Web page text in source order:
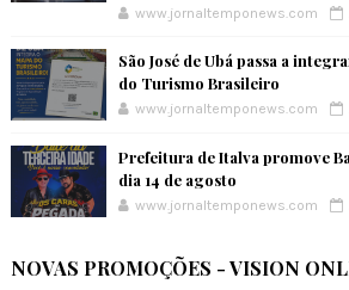
www.jornaltemponews.com
São José de Ubá passa a
do Turismo Brasileiro
www.jornaltemponews.com
Prefeitura de Italva promove
dia 14 de agosto
www.jornaltemponews.com
NOVAS PROMOÇÕES - VISION